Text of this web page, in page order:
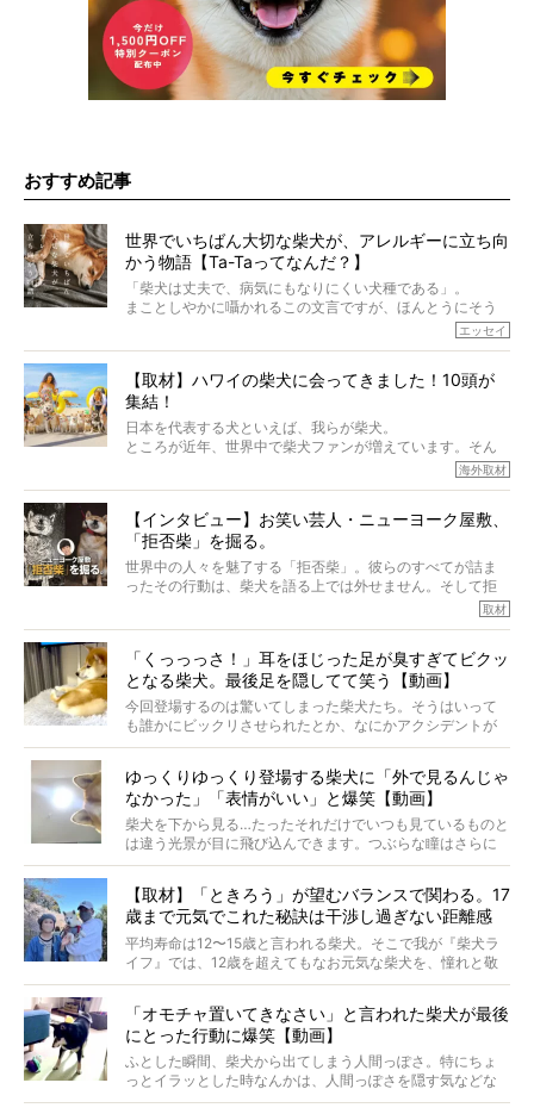
おすすめ記事
世界でいちばん大切な柴犬が、アレルギーに立ち向
かう物語【Ta-Taってなんだ？】
「柴犬は丈夫で、病気にもなりにくい犬種である」。
まことしやかに囁かれるこの文言ですが、ほんとうにそう
もちろん、犬種としての完成度がとてつもなく高い柴犬だ
でも、いざそれぞれの個体を見ていくと、丈夫で病気にも
なりにくい、とは言えないような気もするのです。
実際に「病気にならない」などということはないし、飼い
主はそのためにやるべきことがある。
今回は、柴犬に関わる方たちすべてに読んで欲しい、ある
ご本人からのレポートは、愛情たっぷりで示唆に富んだ物
語でした。
※文章はご本人の了承を得て編集しています
※画像はすべてイメージです
※この記事は個人の感想であり、効果・効能を示すものではありません
エッセイ
【取材】ハワイの柴犬に会ってきました！10頭が
集結！
日本を代表する犬といえば、我らが柴犬。
ところが近年、世界中で柴犬ファンが増えています。そん
な中「柴犬ライフ」が目をつけたのは、南の楽園ハワイ。
柴犬オーナーが多く、定期的にオフ会まで開催されている
そんな噂を聞きつけ、今回はハワイの柴犬たちを取材して
きました！
海外取材
【インタビュー】お笑い芸人・ニューヨーク屋敷、
「拒否柴」を掘る。
世界中の人々を魅了する「拒否柴」。彼らのすべてが詰ま
ったその行動は、柴犬を語る上では外せません。そして拒
否柴がここまで話題になるのは、“映える”ことも理由のひと
がるのでしょうか。
最近版画製作を始めた、お笑いコンビ「ニューヨーク」の
屋敷裕政さんに、拒否柴を掘っていただきました！ イン
タビューと合わせてご覧ください。
取材
「くっっっさ！」耳をほじった足が臭すぎてビクッ
となる柴犬。最後足を隠してて笑う【動画】
今回登場するのは驚いてしまった柴犬たち。そうはいって
も誰かにビックリさせられたとか、なにかアクシデントが
起きたとか、そういうことが原因ではありません。全ての
ゆっくりゆっくり登場する柴犬に「外で見るんじゃ
なかった」「表情がいい」と爆笑【動画】
柴犬を下から見る…たったそれだけでいつも見ているものと
は違う光景が目に飛び込んできます。つぶらな瞳はさらに
つぶらに見え、モフモフのお顔はさらにモフモフに見えま
【取材】「ときろう」が望むバランスで関わる。17
歳まで元気でこれた秘訣は干渉し過ぎない距離感
#38ときろう
平均寿命は12〜15歳と言われる柴犬。そこで我が『柴犬ラ
イフ』では、12歳を超えてもなお元気な柴犬を、憧れと敬
意を込めて“レジェンド柴”と呼んでいます。 この特集で
ォーカスし、その元気の秘訣や、老犬と暮らすうえで大切
だと思うことを、オーナーさんに語っていただきます。今
回登場してくれたのは、17歳のときろうくん。小さい頃か
ら食が細かったため、何でも食べさせてきたということで
「オモチャ置いてきなさい」と言われた柴犬が最後
にとった行動に爆笑【動画】
ふとした瞬間、柴犬から出てしまう人間っぽさ。特にちょ
っとイラッとした時なんかは、人間っぽさを隠す気などな
いように見えます。もしかして本当の本当は、中身は人間